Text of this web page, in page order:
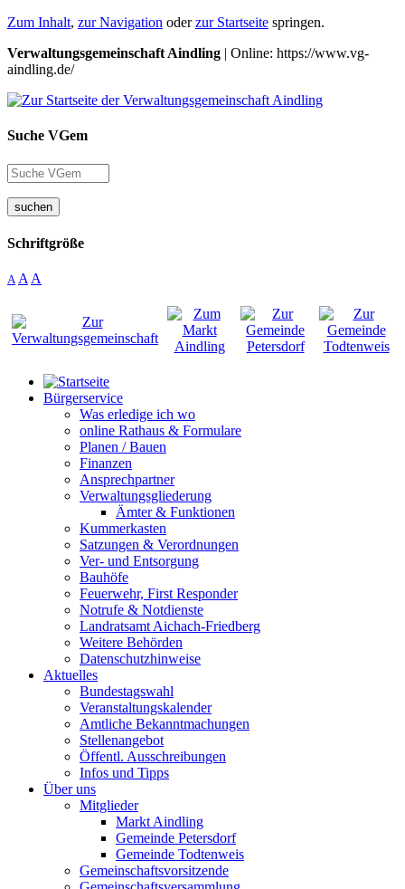
Zum Inhalt, zur Navigation oderzur Startseite springen.
Verwaltungsgemeinschaft Aindling | Online: https://www.vg-
aindling.de/
Suche VGem
suchen
Schriftgröße
A A A
Bürgerservice
Was erledige ich wo
online Rathaus & Formulare
Planen / Bauen
Finanzen
Ansprechpartner
Verwaltungsgliederung
Ämter & Funktionen
Kummerkasten
Satzungen & Verordnungen
Ver- und Entsorgung
Bauhöfe
Feuerwehr, First Responder
Notrufe & Notdienste
Landratsamt Aichach-Friedberg
Weitere Behörden
Datenschutzhinweise
Aktuelles
Bundestagswahl
Veranstaltungskalender
Amtliche Bekanntmachungen
Stellenangebot
Öffentl. Ausschreibungen
Infos und Tipps
Über uns
Mitglieder
Markt Aindling
Gemeinde Petersdorf
Gemeinde Todtenweis
Gemeinschaftsvorsitzende